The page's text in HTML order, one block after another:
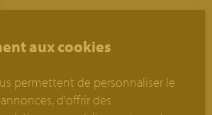
aux cookies
permettent de personnaliser le
d'offrir des